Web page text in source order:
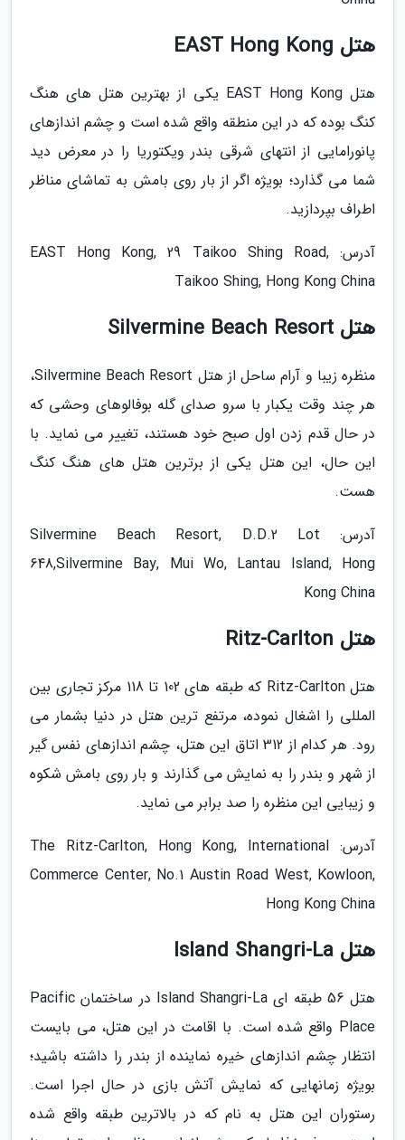
هتل EAST Hong Kong
هتل EAST Hong Kong یکی از بهترین هتل های هنگ
کنگ بوده که در این منطقه واقع شده است و چشم اندازهای
پانورامایی از انتهای شرقی بندر ویکتوریا را در معرض دید
شما می گذارد؛ بویژه اگر از بار روی بامش به تماشای مناظر
اطراف بپردازید.
آدرس: EAST Hong Kong, 29 Taikoo Shing Road,
Taikoo Shing, Hong Kong China
هتل Silvermine Beach Resort
منظره زیبا و آرام ساحل از هتل Silvermine Beach Resort،
هر چند وقت یکبار با سرو صدای گله بوفالوهای وحشی که
در حال قدم زدن اول صبح خود هستند، تغییر می نماید. با
این حال، این هتل یکی از برترین هتل های هنگ کنگ
هست.
آدرس: Silvermine Beach Resort, D.D.2 Lot
648,Silvermine Bay, Mui Wo, Lantau Island, Hong
Kong China
هتل Ritz-Carlton
هتل Ritz-Carlton که طبقه های 102 تا 118 مرکز تجاری بین
المللی را اشغال نموده، مرتفع ترین هتل در دنیا بشمار می
رود. هر کدام از 312 اتاق این هتل، چشم اندازهای نفس گیر
از شهر و بندر را به نمایش می گذارند و بار روی بامش شکوه
و زیبایی این منظره را صد برابر می نماید.
آدرس: The Ritz-Carlton, Hong Kong, International
Commerce Center, No.1 Austin Road West, Kowloon,
Hong Kong China
هتل Island Shangri-La
هتل 56 طبقه ای Island Shangri-La در ساختمان Pacific
Place واقع شده است. با اقامت در این هتل، می بایست
انتظار چشم اندازهای خیره نماینده از بندر را داشته باشید؛
بویژه زمانهایی که نمایش آتش بازی در حال اجرا است.
رستوران این هتل به نام که در بالاترین طبقه واقع شده